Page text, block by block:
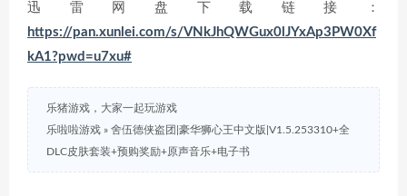
迅雷网盘下载链接：
https://pan.xunlei.com/s/VNkJhQWGux0lJYxAp3PW0Xf
kA1?pwd=u7xu#
乐猪游戏，大家一起玩游戏
乐啦啦游戏 » 舍伍德侠盗团|豪华狮心王中文版|V1.5.253310+全
DLC皮肤套装+预购奖励+原声音乐+电子书